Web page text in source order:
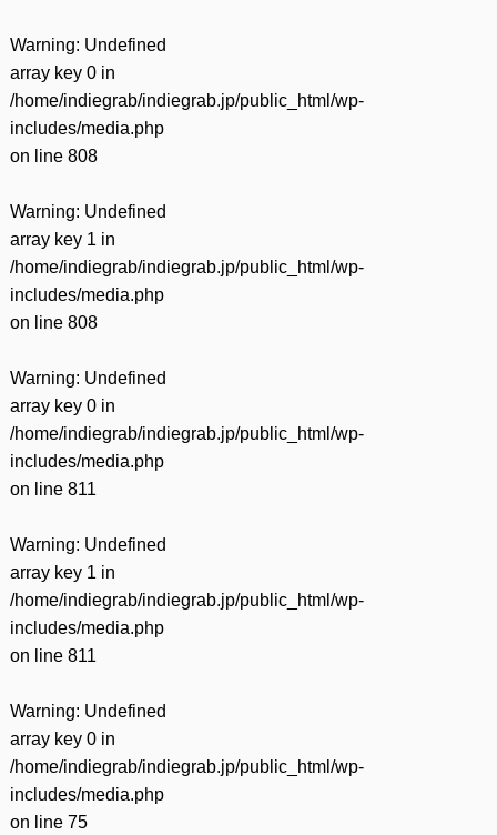
Warning: Undefined
array key 0 in
/home/indiegrab/indiegrab.jp/public_html/wp-
includes/media.php
on line 808
Warning: Undefined
array key 1 in
/home/indiegrab/indiegrab.jp/public_html/wp-
includes/media.php
on line 808
Warning: Undefined
array key 0 in
/home/indiegrab/indiegrab.jp/public_html/wp-
includes/media.php
on line 811
Warning: Undefined
array key 1 in
/home/indiegrab/indiegrab.jp/public_html/wp-
includes/media.php
on line 811
Warning: Undefined
array key 0 in
/home/indiegrab/indiegrab.jp/public_html/wp-
includes/media.php
on line 75